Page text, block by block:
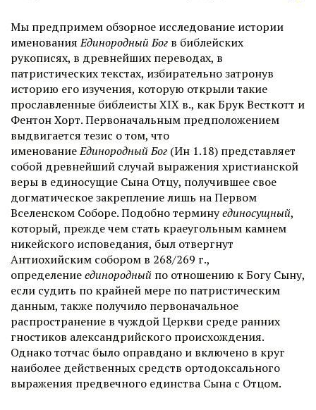
Мы предпримем обзорное исследование истории
именованияЕдинородный Бог в библейских
рукописях, в древнейших переводах, в
патристических текстах, избирательно затронув
историю его изучения, которую открыли такие
прославленные библеисты ХIХ в., как Брук Весткотт и
Фентон Хорт. Первоначальным предположением
выдвигается тезис о том, что
именованиеЕдинородный Бог (Ин 1.18) представляет
собой древнейший случай выражения христианской
веры в единосущие Сына Отцу, получившее свое
догматическое закрепление лишь на Первом
Вселенском Соборе. Подобно терминуединосущный,
который, прежде чем стать краеугольным камнем
никейского исповедания, был отвергнут
Антиохийским собором в 268/269 г.,
определениеединородный по отношению к Богу Сыну,
если судить по крайней мере по патристическим
данным, также получило первоначальное
распространение в чуждой Церкви среде ранних
гностиков александрийского происхождения.
Однако тотчас было оправдано и включено в круг
наиболее действенных средств ортодоксального
выражения предвечного единства Сына с Отцом.